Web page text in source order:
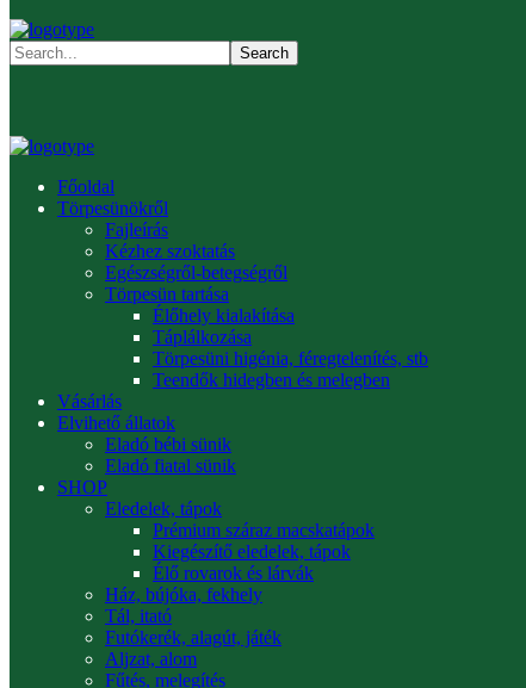
Főoldal
Törpesünökről
Fajleírás
Kézhez szoktatás
Egészségről-betegségről
Törpesün tartása
Élőhely kialakítása
Táplálkozása
Törpesüni higénia, féregtelenítés, stb
Teendők hidegben és melegben
Vásárlás
Elvihető állatok
Eladó bébi sünik
Eladó fiatal sünik
SHOP
Eledelek, tápok
Prémium száraz macskatápok
Kiegészítő eledelek, tápok
Élő rovarok és lárvák
Ház, bújóka, fekhely
Tál, itató
Futókerék, alagút, játék
Aljzat, alom
Fűtés, melegítés